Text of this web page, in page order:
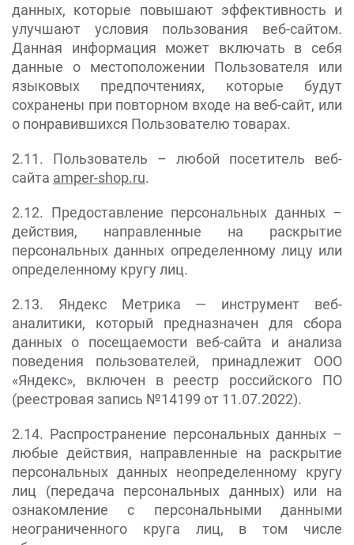
данных, которые повышают эффективность и
улучшают условия пользования веб-сайтом.
Данная информация может включать в себя
данные о местоположении Пользователя или
языковых предпочтениях, которые будут
сохранены при повторном входе на веб-сайт, или
о понравившихся Пользователю товарах.
2.11. Пользователь – любой посетитель веб-
сайта amper-shop.ru.
2.12. Предоставление персональных данных –
действия, направленные на раскрытие
персональных данных определенному лицу или
определенному кругу лиц.
2.13. Яндекс Метрика — инструмент веб-
аналитики, который предназначен для сбора
данных о посещаемости веб-сайта и анализа
поведения пользователей, принадлежит ООО
«Яндекс», включен в реестр российского ПО
(реестровая запись №14199 от 11.07.2022).
2.14. Распространение персональных данных –
любые действия, направленные на раскрытие
персональных данных неопределенному кругу
лиц (передача персональных данных) или на
ознакомление с персональными данными
неограниченного круга лиц, в том числе